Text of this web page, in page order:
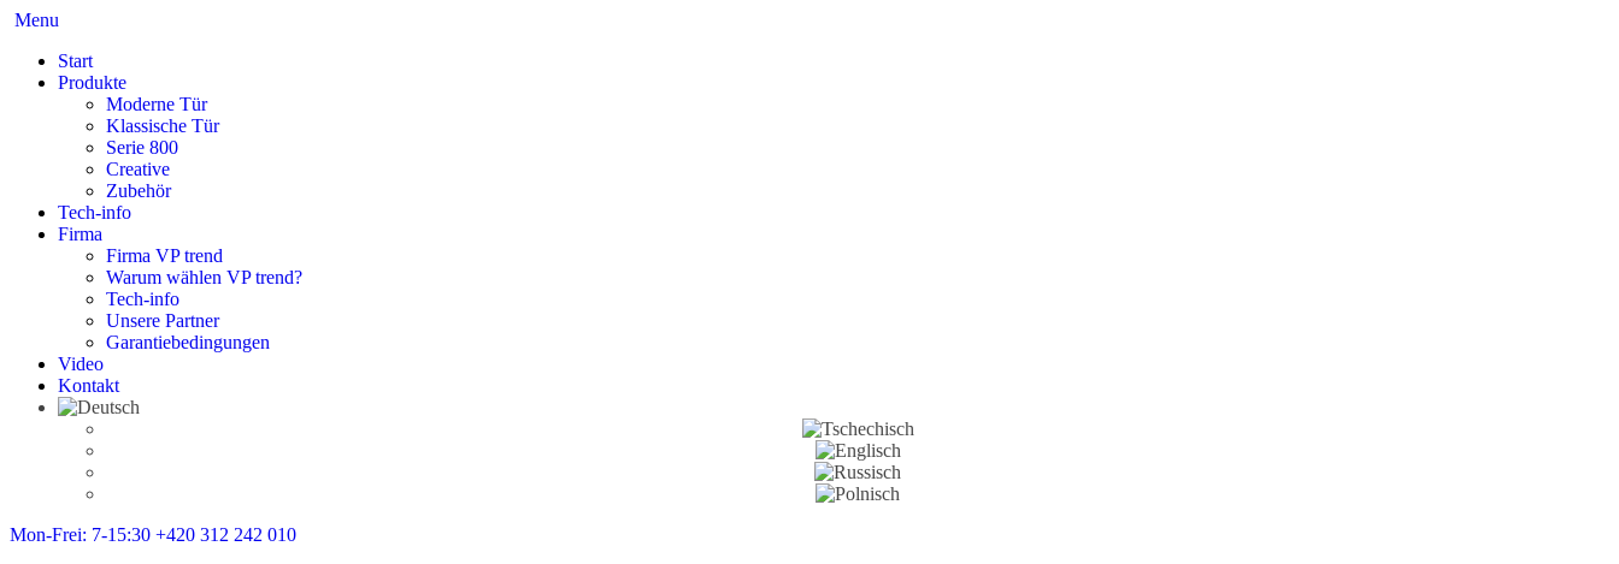
Menu
Start
Produkte
Moderne Tür
Klassische Tür
Serie 800
Creative
Zubehör
Tech-info
Firma
Firma VP trend
Warum wählen VP trend?
Tech-info
Unsere Partner
Garantiebedingungen
Video
Kontakt
Mon-Frei: 7-15:30 +420 312 242 010